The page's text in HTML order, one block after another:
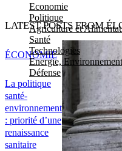
Economie
Politique
Agriculture et
Santé
Technologies
Energie,
Défense
LATEST POSTS FROM
La politique
santé-
environnement
: priorité d’une
renaissance
sanitaire
ÉCONOMIE